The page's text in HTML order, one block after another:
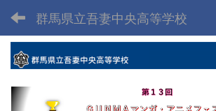
群馬県立吾妻中央高等学校